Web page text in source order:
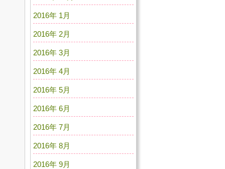
2016年 1月
2016年 2月
2016年 3月
2016年 4月
2016年 5月
2016年 6月
2016年 7月
2016年 8月
2016年 9月